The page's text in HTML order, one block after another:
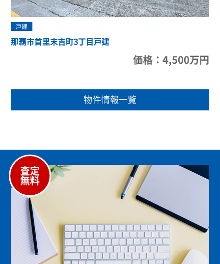
戸建
那覇市首里末吉町3丁目戸建
価格：4,500万円
物件情報一覧
査定
無料